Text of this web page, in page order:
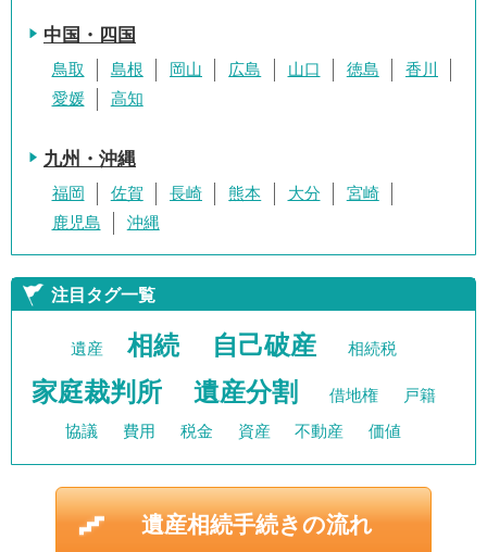
中国・四国
鳥取 島根 岡山 広島 山口 徳島
香川
愛媛
高知
九州・沖縄
福岡 佐賀 長崎 熊本 大分
宮崎
鹿児島
沖縄
注目タグ一覧
遺産 相続 自己破産 相続税
家庭裁判所 遺産分割 借地権 戸籍
協議 費用 税金 資産 不動産 価値
遺産相続手続きの流れ